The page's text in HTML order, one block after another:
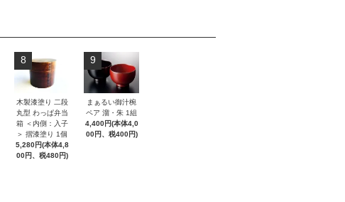
8
木製漆塗り 二段
丸型 わっぱ弁当
箱 ＜内側：入子
＞ 摺漆塗り 1個
5,280円(本体4,8
00円、税480円)
9
まぁるい御汁椀
ペア 溜・朱 1組
4,400円(本体4,0
00円、税400円)